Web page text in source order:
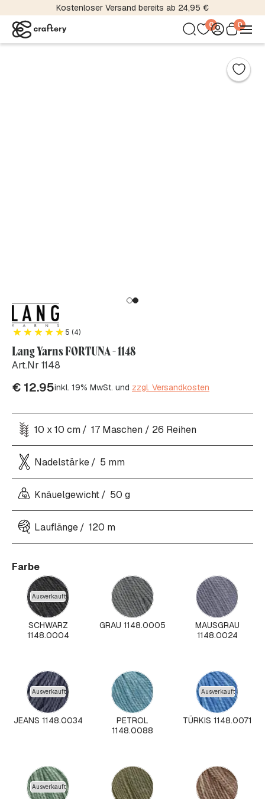
Kostenloser Versand bereits ab 24,95 €
0 0
5 (4)
Lang Yarns FORTUNA - 1148
Art.Nr 1148
€ 12.95inkl. 19% MwSt. und zzgl. Versandkosten
10 x 10 cm 17 Maschen / 26 Reihen
Nadelstärke 5 mm
Knäuelgewicht 50 g
Lauflänge 120 m
Farbe
SCHWARZ
1148.0004
Ausverkauft
GRAU 1148.0005
MAUSGRAU
1148.0024
JEANS 1148.0034
Ausverkauft
PETROL
1148.0088
TÜRKIS 1148.0071
Ausverkauft
Ausverkauft